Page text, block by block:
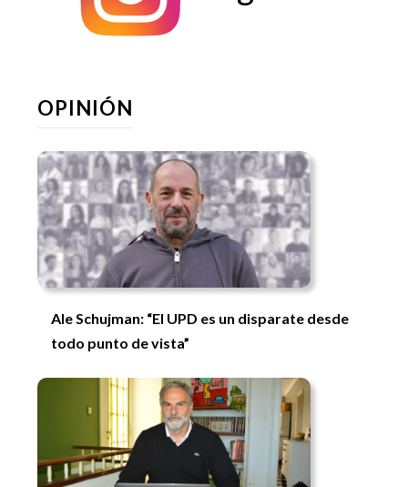
OPINIÓN
Ale Schujman: “El UPD es un disparate desde
todo punto de vista”